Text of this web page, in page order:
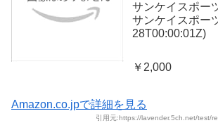
サンケイスポー
サンケイスポー
28T00:00:01Z)
￥2,000
Amazon.co.jpで詳細を見る
引用元:https://lavender.5ch.net/test/